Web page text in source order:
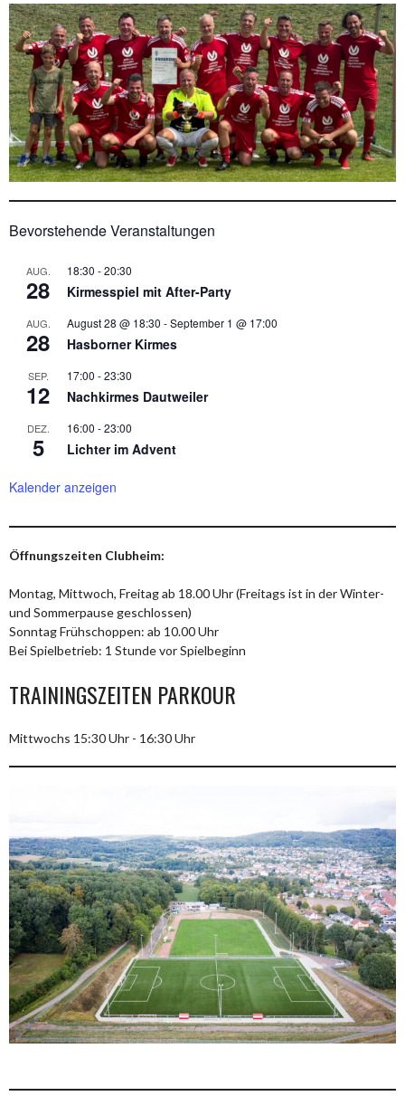
Bevorstehende Veranstaltungen
AUG.
28
18:30 -20:30
Kirmesspiel mit After-Party
AUG.
28
August 28 @ 18:30 -September 1 @ 17:00
Hasborner Kirmes
SEP.
12
17:00 -23:30
Nachkirmes Dautweiler
DEZ.
5
16:00 -23:00
Lichter im Advent
Kalender anzeigen
Öffnungszeiten Clubheim:
Montag, Mittwoch, Freitag ab 18.00 Uhr (Freitags ist in der Winter-
und Sommerpause geschlossen)
Sonntag Frühschoppen: ab 10.00 Uhr
Bei Spielbetrieb: 1 Stunde vor Spielbeginn
TRAININGSZEITEN PARKOUR
Mittwochs 15:30 Uhr - 16:30 Uhr